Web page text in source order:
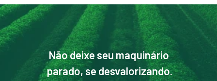
Não deixe seu maquinário
parado, se desvalorizando.